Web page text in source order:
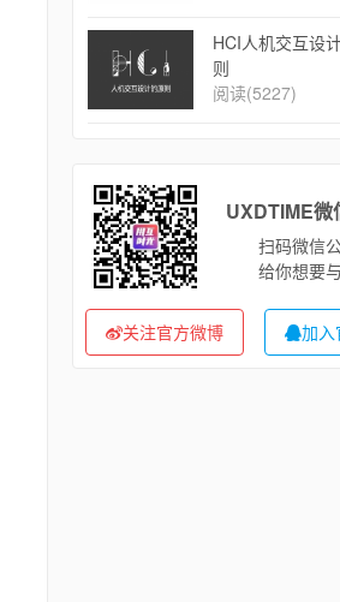
​HCI人机交互设
则
阅读(5227)
UXDTIME微
扫码微信
给你想要
关注官方微博 加入